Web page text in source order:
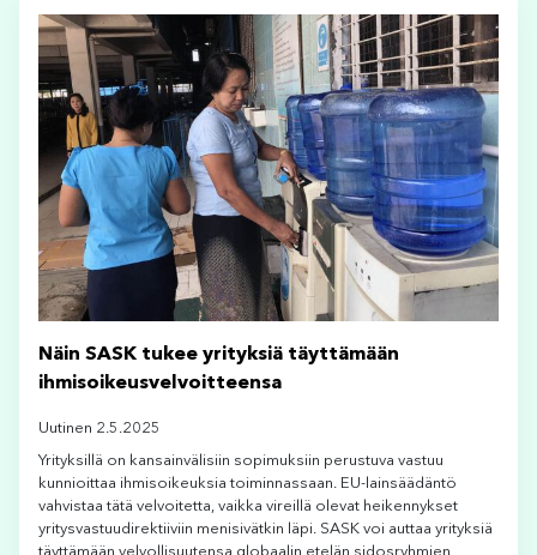
Näin SASK tukee yrityksiä täyttämään
ihmisoikeusvelvoitteensa
Uutinen 2.5.2025
Yrityksillä on kansainvälisiin sopimuksiin perustuva vastuu
kunnioittaa ihmisoikeuksia toiminnassaan. EU-lainsäädäntö
vahvistaa tätä velvoitetta, vaikka vireillä olevat heikennykset
yritysvastuudirektiiviin menisivätkin läpi. SASK voi auttaa yrityksiä